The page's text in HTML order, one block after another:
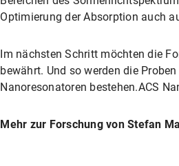
Optimierung der Absorption auch
Im nächsten Schritt möchten die
bewährt. Und so werden die
Nanoresonatoren bestehen.ACS
Mehr zur Forschung von Stefan